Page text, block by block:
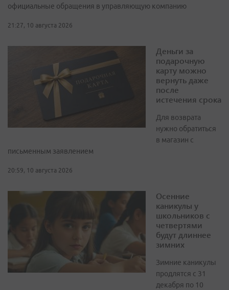
официальные обращения в управляющую компанию
21:27, 10 августа 2026
Деньги за
подарочную
карту можно
вернуть даже
после
истечения срока
Для возврата
нужно обратиться
в магазин с
письменным заявлением
20:59, 10 августа 2026
Осенние
каникулы у
школьников с
четвертями
будут длиннее
зимних
Зимние каникулы
продлятся с 31
декабря по 10